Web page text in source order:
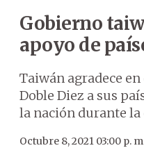
Gobierno
apoyo de
Taiwán agradece
Doble Diez a sus
la nación durante la
Octubre 8, 2021 03:00 p.